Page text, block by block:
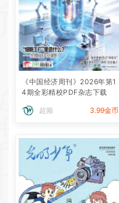
《中国经济周刊》2026年第1
4期全彩精校PDF杂志下载
超频 3.99金币